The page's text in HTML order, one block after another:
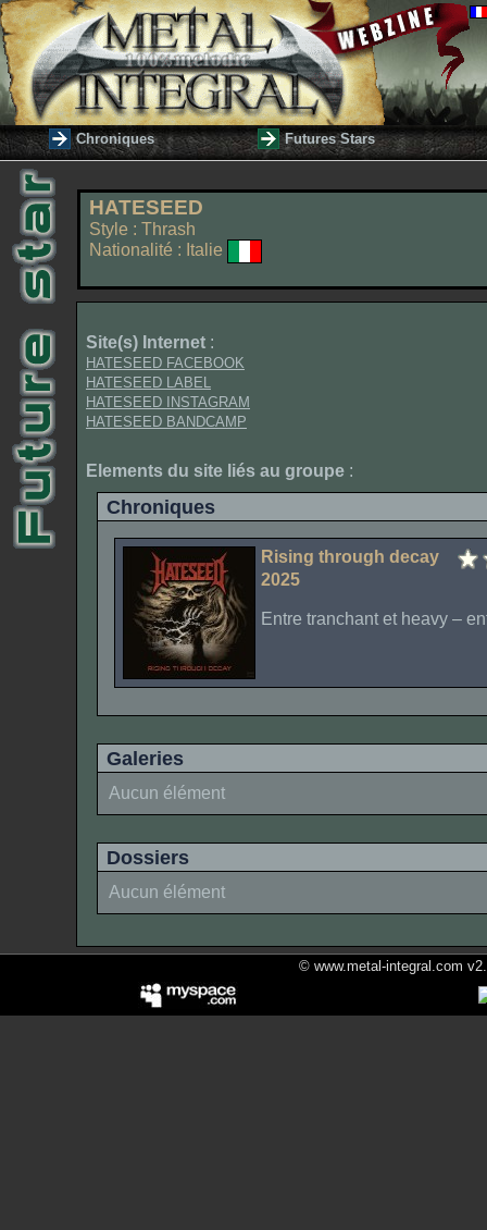
Chroniques Futures Stars
HATESEED
Style : Thrash
Nationalité : Italie
Site(s) Internet :
HATESEED FACEBOOK
HATESEED LABEL
HATESEED INSTAGRAM
HATESEED BANDCAMP
Elements du site liés au groupe :
Chroniques
Rising through decay
2025
Entre tranchant et heavy –
Galeries
Aucun élément
Dossiers
Aucun élément
© www.metal-integral.com